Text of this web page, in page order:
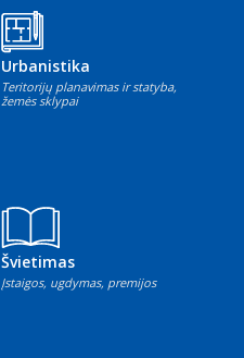
Urbanistika
Teritorijų planavimas ir statyba,
žemės sklypai
Švietimas
Įstaigos, ugdymas, premijos